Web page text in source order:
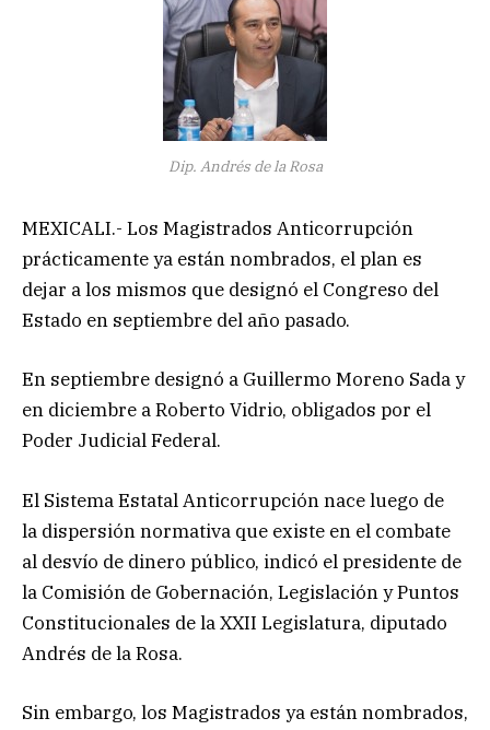
Dip. Andrés de la Rosa
MEXICALI.- Los Magistrados Anticorrupción
prácticamente ya están nombrados, el plan es
dejar a los mismos que designó el Congreso del
Estado en septiembre del año pasado.
En septiembre designó a Guillermo Moreno Sada y
en diciembre a Roberto Vidrio, obligados por el
Poder Judicial Federal.
El Sistema Estatal Anticorrupción nace luego de
la dispersión normativa que existe en el combate
al desvío de dinero público, indicó el presidente de
la Comisión de Gobernación, Legislación y Puntos
Constitucionales de la XXII Legislatura, diputado
Andrés de la Rosa.
Sin embargo, los Magistrados ya están nombrados,